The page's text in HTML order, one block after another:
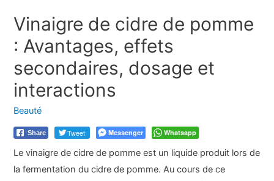
Vinaigre de cidre de pomme
: Avantages, effets
secondaires, dosage et
interactions
Beauté
Share Tweet Messenger Whatsapp
Le vinaigre de cidre de pomme est un liquide produit lors de
la fermentation du cidre de pomme. Au cours de ce